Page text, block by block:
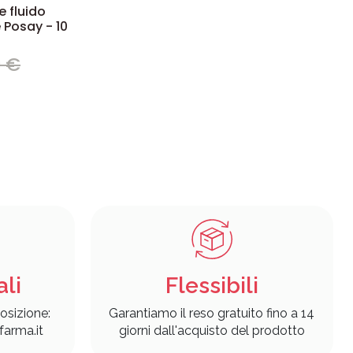
fluido
- 10
€
Flessibili
Garantiamo il reso gratuito fino a 14
giorni dall'acquisto del prodotto